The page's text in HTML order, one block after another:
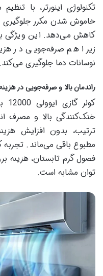
تکنولوژی اینورتر، با
کاهش می‌دهد. این ویژگی
زیرا هم صرفه‌جویی در
نوسانات دما جلوگیری می‌کند.
راندمان بالا و صرفه‌جویی در
خنک‌کنندگی بالا و مصرف
ترتیب، بدون افزایش
مطبوع باقی می‌ماند.
فصول گرم تابستان، هزینه
توان مشابه است.